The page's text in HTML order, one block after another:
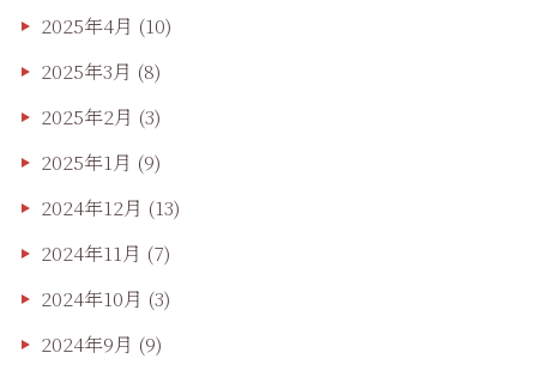
2025年4月 (10)
2025年3月 (8)
2025年2月 (3)
2025年1月 (9)
2024年12月 (13)
2024年11月 (7)
2024年10月 (3)
2024年9月 (9)